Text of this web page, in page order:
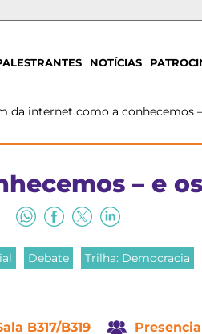
NOTÍCIAS
da internet como a conhecemos
– e
Debate Trilha: Democracia
B317/B319